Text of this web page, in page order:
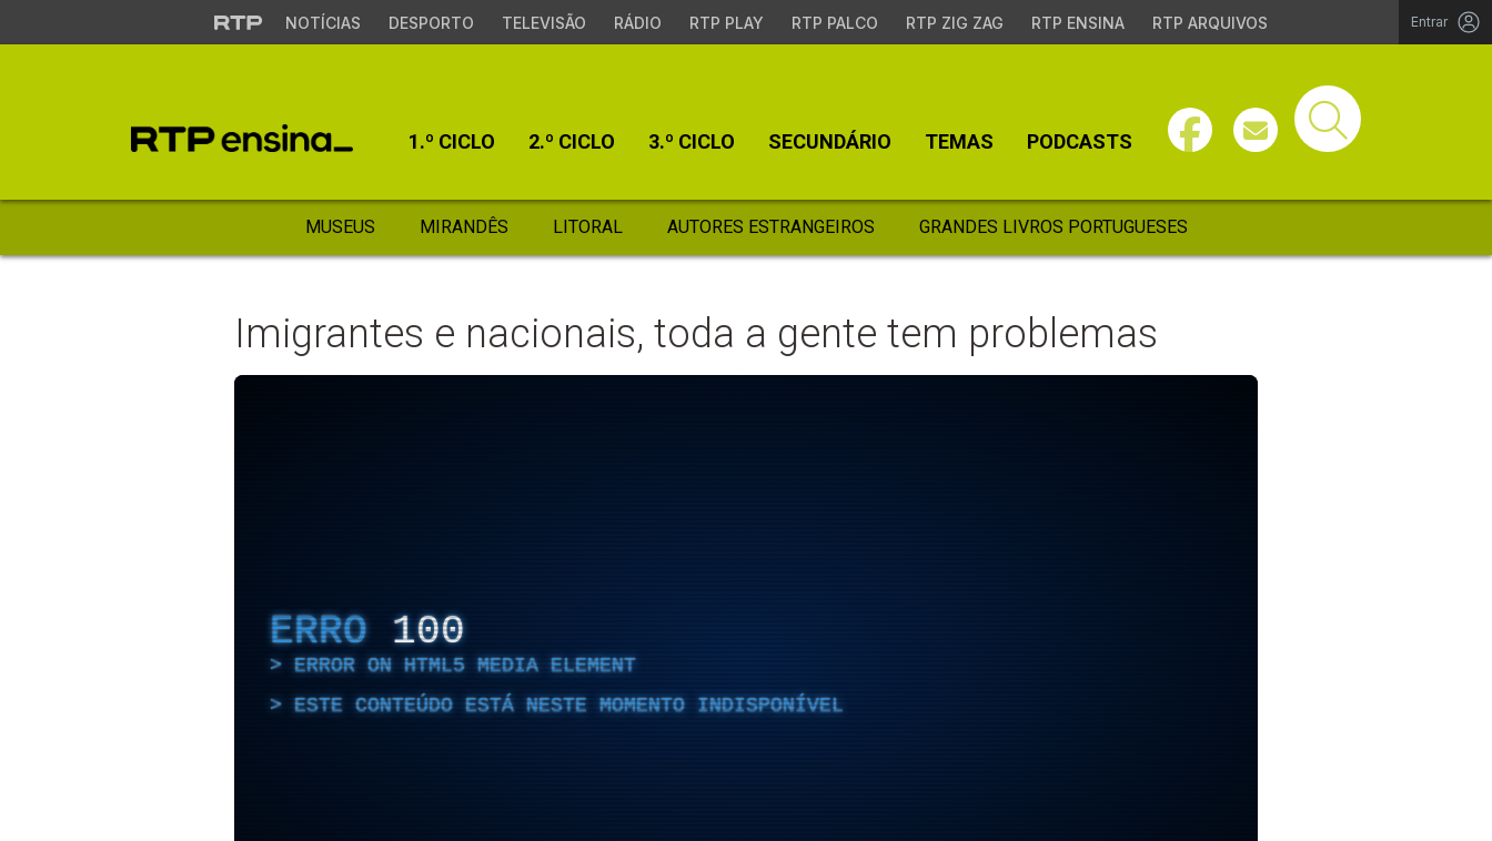
NOTÍCIAS DESPORTO TELEVISÃO RÁDIO RTP PLAY RTP PALCO RTP ZIG ZAG RTP ENSINA RTP ARQUIVOS Entrar
1.º CICLO 2.º CICLO 3.º CICLO SECUNDÁRIO TEMAS PODCASTS
MUSEUS MIRANDÊS LITORAL AUTORES ESTRANGEIROS GRANDES LIVROS PORTUGUESES
Imigrantes e nacionais, toda a gente tem problemas
ERRO 100
ERROR ON HTML5 MEDIA ELEMENT
ESTE CONTEÚDO ESTÁ NESTE MOMENTO INDISPONÍVEL